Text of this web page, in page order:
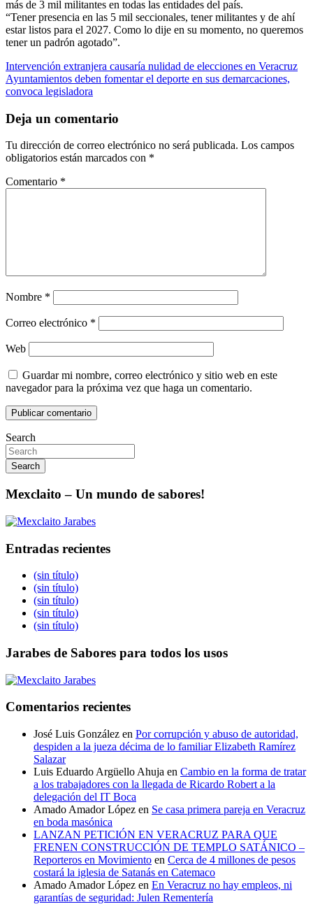
más de 3 mil militantes en todas las entidades del país.
“Tener presencia en las 5 mil seccionales, tener militantes y de ahí
estar listos para el 2027. Como lo dije en su momento, no queremos
tener un padrón agotado”.
Navegación
de
Intervención extranjera causaría nulidad de elecciones en Veracruz
Ayuntamientos deben fomentar el deporte en sus demarcaciones,
convoca legisladora
Deja un comentario
Tu dirección de correo electrónico no será publicada. Los campos
obligatorios están marcados con *
Comentario *
Nombre *
Correo electrónico *
Web
Guardar mi nombre, correo electrónico y sitio web en este
navegador para la próxima vez que haga un comentario.
Search
Search
Mexclaito – Un mundo de sabores!
Entradas recientes
(sin título)
(sin título)
(sin título)
(sin título)
(sin título)
Jarabes de Sabores para todos los usos
Comentarios recientes
José Luis González en Por corrupción y abuso de autoridad,
despiden a la jueza décima de lo familiar Elizabeth Ramírez
Salazar
Luis Eduardo Argüello Ahuja en Cambio en la forma de tratar
a los trabajadores con la llegada de Ricardo Robert a la
delegación del IT Boca
Amado Amador López en Se casa primera pareja en Veracruz
en boda masónica
LANZAN PETICIÓN EN VERACRUZ PARA QUE
FRENEN CONSTRUCCIÓN DE TEMPLO SATÁNICO –
Reporteros en Movimiento en Cerca de 4 millones de pesos
costará la iglesia de Satanás en Catemaco
Amado Amador López en En Veracruz no hay empleos, ni
garantías de seguridad: Julen Rementería